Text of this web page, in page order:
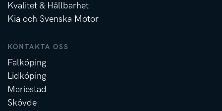
Kvalitet & Hållbarhet
Kia och Svenska Motor
KONTAKTA OSS
Falköping
Lidköping
Mariestad
Skövde